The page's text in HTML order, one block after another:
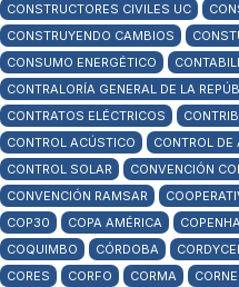
CONSTRUCTORES CIVILES UC
CONSTRUYENDO CAMBIOS
CONSUMO ENERGÉTICO
CONTRALORÍA GENERAL DE LA
CONTRATOS ELÉCTRICOS
CONTROL ACÚSTICO
CONTROL DE
CONTROL SOLAR
CONVENCIÓN
CONVENCIÓN RAMSAR
COP30
COPA AMÉRICA
COQUIMBO
CÓRDOBA
CORES
CORFO CORMA